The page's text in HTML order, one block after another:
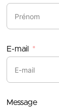
E-mail
Message